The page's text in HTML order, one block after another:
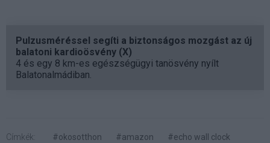
Pulzusméréssel segíti a biztonságos mozgást az új
balatoni kardioösvény (X)
4 és egy 8 km-es egészségügyi tanösvény nyílt
Balatonalmádiban.
Címkék: #okosotthon #amazon
#echo wall clock